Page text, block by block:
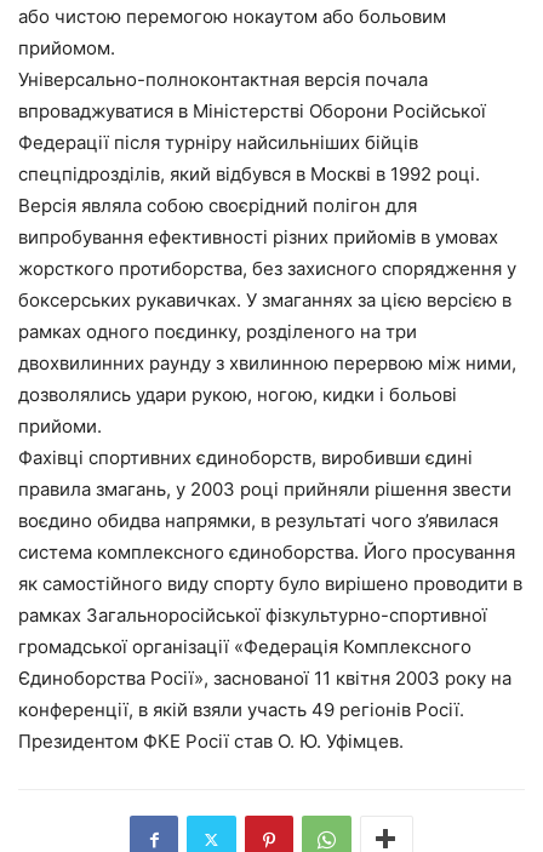
або чистою перемогою нокаутом або больовим
прийомом.
Універсально-полноконтактная версія почала
впроваджуватися в Міністерстві Оборони Російської
Федерації після турніру найсильніших бійців
спецпідрозділів, який відбувся в Москві в 1992 році.
Версія являла собою своєрідний полігон для
випробування ефективності різних прийомів в умовах
жорсткого протиборства, без захисного спорядження у
боксерських рукавичках. У змаганнях за цією версією в
рамках одного поєдинку, розділеного на три
двохвилинних раунду з хвилинною перервою між ними,
дозволялись удари рукою, ногою, кидки і больові
прийоми.
Фахівці спортивних єдиноборств, виробивши єдині
правила змагань, у 2003 році прийняли рішення звести
воєдино обидва напрямки, в результаті чого з’явилася
система комплексного єдиноборства. Його просування
як самостійного виду спорту було вирішено проводити в
рамках Загальноросійської фізкультурно-спортивної
громадської організації «Федерація Комплексного
Єдиноборства Росії», заснованої 11 квітня 2003 року на
конференції, в якій взяли участь 49 регіонів Росії.
Президентом ФКЕ Росії став О. Ю. Уфімцев.